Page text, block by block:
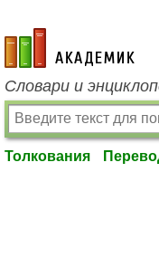
academic.ru
Словари и
Толкования